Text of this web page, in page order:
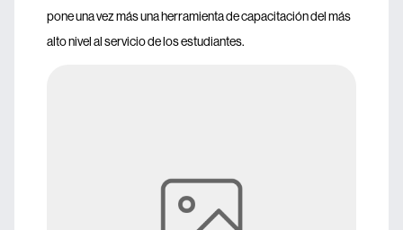
pone una vez más una herramienta de capacitación del más
alto nivel al servicio de los estudiantes.